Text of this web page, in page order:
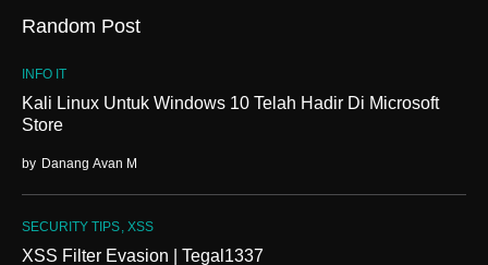
Random Post
INFO IT
Kali Linux Untuk Windows 10 Telah Hadir Di Microsoft
Store
by Danang Avan M
SECURITY TIPS XSS
XSS Filter Evasion | Tegal1337